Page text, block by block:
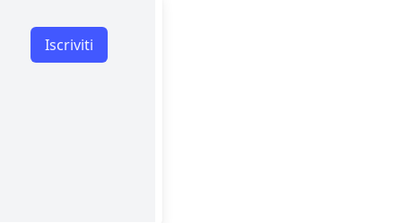
Iscriviti